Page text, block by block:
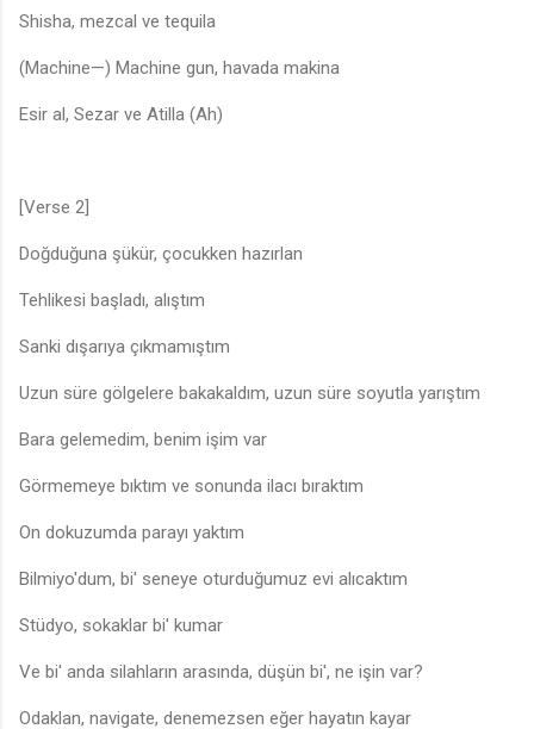
Shisha, mezcal ve tequila
(Machine—) Machine gun, havada makina
Esir al, Sezar ve Atilla (Ah)
[Verse 2]
Doğduğuna şükür, çocukken hazırlan
Tehlikesi başladı, alıştım
Sanki dışarıya çıkmamıştım
Uzun süre gölgelere bakakaldım, uzun süre soyutla yarıştım
Bara gelemedim, benim işim var
Görmemeye bıktım ve sonunda ilacı bıraktım
On dokuzumda parayı yaktım
Bilmiyo'dum, bi' seneye oturduğumuz evi alıcaktım
Stüdyo, sokaklar bi' kumar
Ve bi' anda silahların arasında, düşün bi', ne işin var?
Odaklan, navigate, denemezsen eğer hayatın kayar